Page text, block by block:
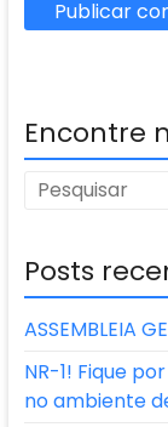
Encontre
Posts
ASSEMBLEIA
NR-1! Fique
no ambiente